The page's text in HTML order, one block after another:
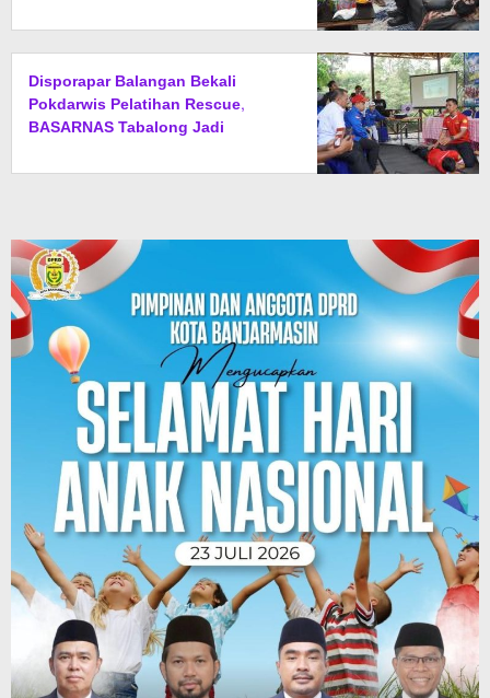
Disporapar Balangan Bekali
Pokdarwis Pelatihan Rescue,
BASARNAS Tabalong Jadi